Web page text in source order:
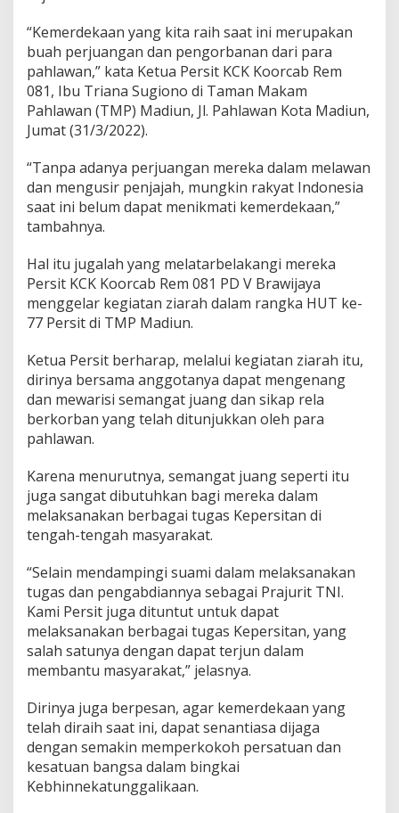
0
8
1
“Kemerdekaan yang kita raih saat ini merupakan
buah perjuangan dan pengorbanan dari para
pahlawan,” kata Ketua Persit KCK Koorcab Rem
081, Ibu Triana Sugiono di Taman Makam
Pahlawan (TMP) Madiun, Jl. Pahlawan Kota Madiun,
Jumat (31/3/2022).
“Tanpa adanya perjuangan mereka dalam melawan
dan mengusir penjajah, mungkin rakyat Indonesia
saat ini belum dapat menikmati kemerdekaan,”
tambahnya.
Hal itu jugalah yang melatarbelakangi mereka
Persit KCK Koorcab Rem 081 PD V Brawijaya
menggelar kegiatan ziarah dalam rangka HUT ke-
77 Persit di TMP Madiun.
Ketua Persit berharap, melalui kegiatan ziarah itu,
dirinya bersama anggotanya dapat mengenang
dan mewarisi semangat juang dan sikap rela
berkorban yang telah ditunjukkan oleh para
pahlawan.
Karena menurutnya, semangat juang seperti itu
juga sangat dibutuhkan bagi mereka dalam
melaksanakan berbagai tugas Kepersitan di
tengah-tengah masyarakat.
“Selain mendampingi suami dalam melaksanakan
tugas dan pengabdiannya sebagai Prajurit TNI.
Kami Persit juga dituntut untuk dapat
melaksanakan berbagai tugas Kepersitan, yang
salah satunya dengan dapat terjun dalam
membantu masyarakat,” jelasnya.
Dirinya juga berpesan, agar kemerdekaan yang
telah diraih saat ini, dapat senantiasa dijaga
dengan semakin memperkokoh persatuan dan
kesatuan bangsa dalam bingkai
Kebhinnekatunggalikaan.